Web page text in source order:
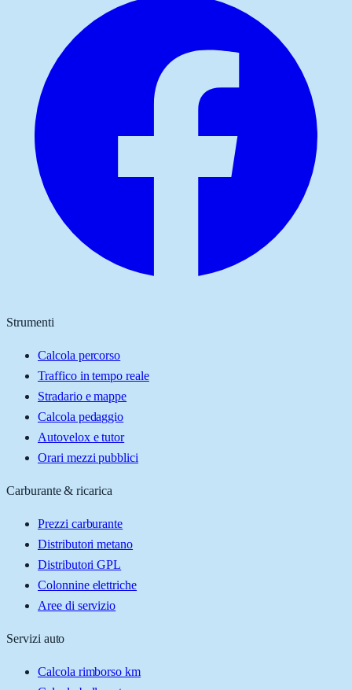
Strumenti
Calcola percorso
Traffico in tempo reale
Stradario e mappe
Calcola pedaggio
Autovelox e tutor
Orari mezzi pubblici
Carburante & ricarica
Prezzi carburante
Distributori metano
Distributori GPL
Colonnine elettriche
Aree di servizio
Servizi auto
Calcola rimborso km